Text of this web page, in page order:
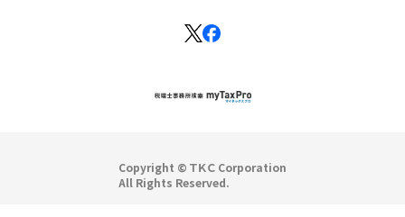
Copyright © ＴＫＣ Corporation
All Rights Reserved.